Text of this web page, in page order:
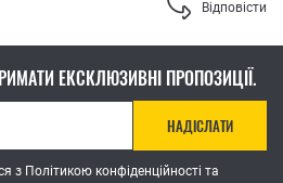
Відповісти
ЕКСКЛЮЗИВНІ ПРОПОЗИЦІЇ.
НАДІСЛАТИ
з Політикою конфіденційності та